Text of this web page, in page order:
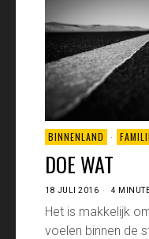
BINNENLAND ·
DOE WAT
18 JULI 2016 4
Het is makkelijk
voelen binnen de